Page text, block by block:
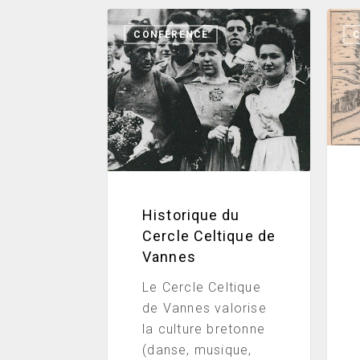
CONFÉRENCE
Historique
du
Cercle
Celtique
de
Vannes
Historique du
Cercle Celtique de
Vannes
Le Cercle Celtique
de Vannes valorise
la culture bretonne
(danse, musique,
Les
au